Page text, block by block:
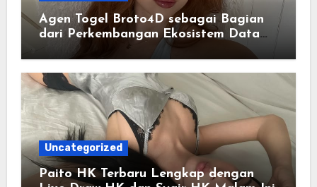
Agen Togel Broto4D sebagai Bagian
dari Perkembangan Ekosistem Data
Digital Saat Ini
Uncategorized
Paito HK Terbaru Lengkap dengan